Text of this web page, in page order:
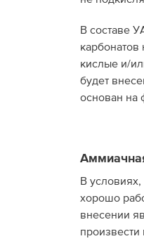
В составе
кислые и/
будет
основан на
В условиях,
хорошо
внесении